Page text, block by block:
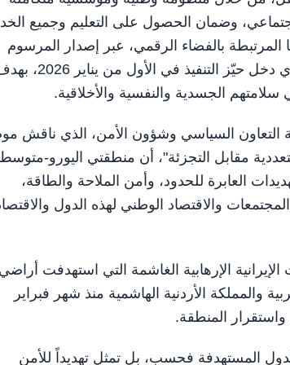
وضمان الحصول على التعليم وجميع
بالفضاء الرقمي، عبر إصدار المرسوم
بقانون اتحادي رقم (26) لسنة 2025 بشأن السلامة الرقمية للطفل، الذي دخل حيّز التنفيذ في الأول
الجسدية والنفسية والأخلاقية.
التعاون السياسي وشؤون الأمن، الذي ناقش
مقابل التجزئة"، أن منطقتي اليورو-متوسط
العابرة للحدود، وأمن الملاحة والطاقة،
والاقتصاد الوطني لهذه الدول
الإرهابية الغاشمة التي استهدفت أراضي
والمملكة الأردنية الهاشمية منذ شهر فبراير
المنطقة.
المستهدفة فحسب، بل تمثل تهديداً للأمن